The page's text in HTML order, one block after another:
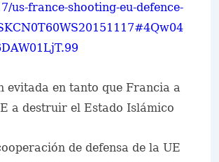
us-france-shooting-eu-defence-
evitada en tanto que Francia a
a destruir el Estado Islámico
de defensa de la UE